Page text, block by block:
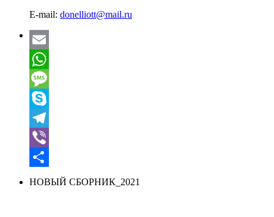
E-mail: donelliott@mail.ru
Email
WhatsApp
Message
Skype
Telegram
Viber
Отправить
НОВЫЙ СБОРНИК_2021